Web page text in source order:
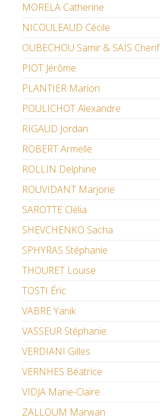
MORELA Catherine
NICOULEAUD Cécile
OUBECHOU Samir & SAÏS Cherif
PIOT Jérôme
PLANTIER Marion
POULICHOT Alexandre
RIGAUD Jordan
ROBERT Armelle
ROLLIN Delphine
ROUVIDANT Marjorie
SAROTTE Clélia
SHEVCHENKO Sacha
SPHYRAS Stéphanie
THOURET Louise
TOSTI Éric
VABRE Yanik
VASSEUR Stéphanie
VERDIANI Gilles
VERNHES Béatrice
VIDJA Marie-Claire
ZALLOUM Marwan